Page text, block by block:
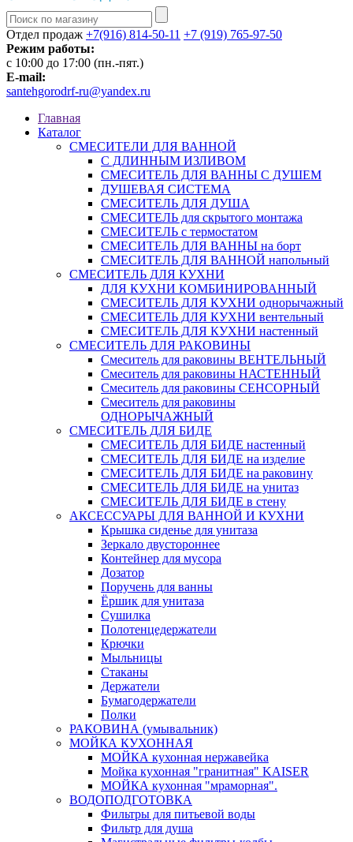
Отдел продаж +7(916) 814-50-11 +7 (919) 765-97-50
Режим работы:
c 10:00 до 17:00 (пн.-пят.)
E-mail:
santehgorodrf-ru@yandex.ru
Главная
Каталог
СМЕСИТЕЛИ ДЛЯ ВАННОЙ
С ДЛИННЫМ ИЗЛИВОМ
СМЕСИТЕЛЬ ДЛЯ ВАННЫ С ДУШЕМ
ДУШЕВАЯ СИСТЕМА
СМЕСИТЕЛЬ ДЛЯ ДУША
СМЕСИТЕЛЬ для скрытого монтажа
СМЕСИТЕЛЬ с термостатом
СМЕСИТЕЛЬ ДЛЯ ВАННЫ на борт
СМЕСИТЕЛЬ ДЛЯ ВАННОЙ напольный
СМЕСИТЕЛЬ ДЛЯ КУХНИ
ДЛЯ КУХНИ КОМБИНИРОВАННЫЙ
СМЕСИТЕЛЬ ДЛЯ КУХНИ однорычажный
СМЕСИТЕЛЬ ДЛЯ КУХНИ вентельный
СМЕСИТЕЛЬ ДЛЯ КУХНИ настенный
СМЕСИТЕЛЬ ДЛЯ РАКОВИНЫ
Смеситель для раковины ВЕНТЕЛЬНЫЙ
Смеситель для раковины НАСТЕННЫЙ
Смеситель для раковины СЕНСОРНЫЙ
Смеситель для раковины
ОДНОРЫЧАЖНЫЙ
СМЕСИТЕЛЬ ДЛЯ БИДЕ
СМЕСИТЕЛЬ ДЛЯ БИДЕ настенный
СМЕСИТЕЛЬ ДЛЯ БИДЕ на изделие
СМЕСИТЕЛЬ ДЛЯ БИДЕ на раковину
СМЕСИТЕЛЬ ДЛЯ БИДЕ на унитаз
СМЕСИТЕЛЬ ДЛЯ БИДЕ в стену
АКСЕССУАРЫ ДЛЯ ВАННОЙ И КУХНИ
Крышка сиденье для унитаза
Зеркало двустороннее
Контейнер для мусора
Дозатор
Поручень для ванны
Ёршик для унитаза
Сушилка
Полотенцедержатели
Крючки
Мыльницы
Стаканы
Держатели
Бумагодержатели
Полки
РАКОВИНА (умывальник)
МОЙКА КУХОННАЯ
МОЙКА кухонная нержавейка
Мойка кухонная "гранитная" KAISER
МОЙКА кухонная "мраморная".
ВОДОПОДГОТОВКА
Фильтры для питьевой воды
Фильтр для душа